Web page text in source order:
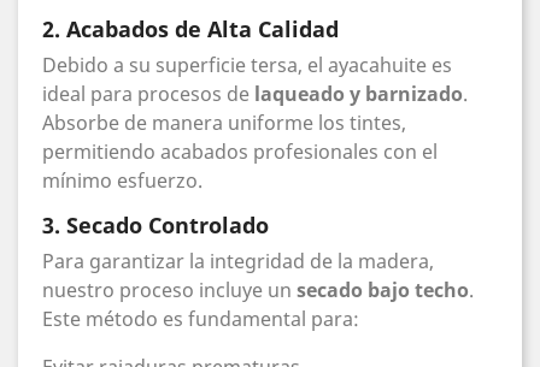
2. Acabados de Alta Calidad
Debido a su superficie tersa, el ayacahuite es
ideal para procesos de laqueado y barnizado.
Absorbe de manera uniforme los tintes,
permitiendo acabados profesionales con el
mínimo esfuerzo.
3. Secado Controlado
Para garantizar la integridad de la madera,
nuestro proceso incluye un secado bajo techo.
Este método es fundamental para: